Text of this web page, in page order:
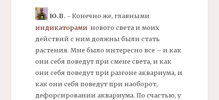
Ю.В. - Конечно же, главными
индикаторами нового света и моих
действий с ним должны были стать
растения. Мне было интересно все – и как
они себя поведут при смене света, и как
они себя поведут при разгоне аквариума, и
как они себя поведут при наоборот,
дефорсировании аквариума. По счастью, у